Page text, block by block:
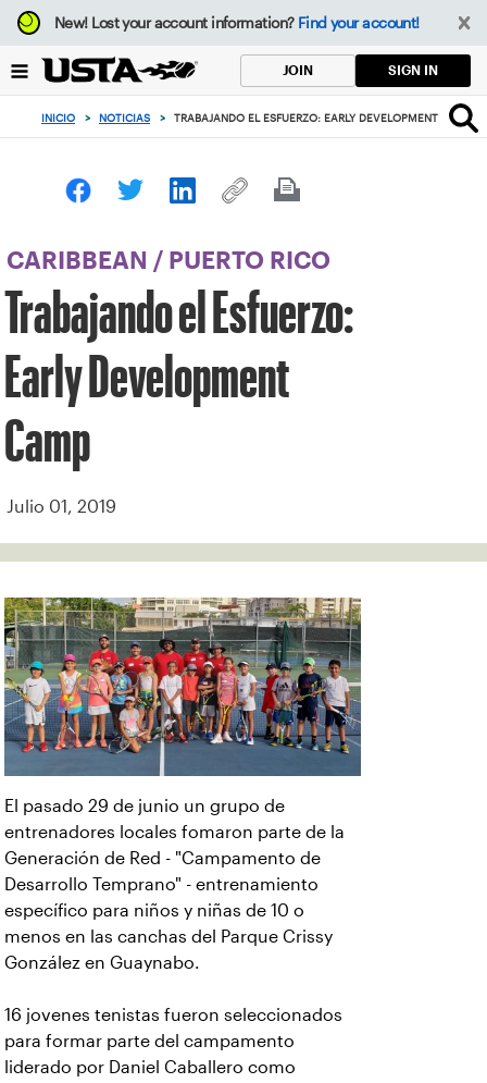
Enfoque
desde
botón
volver
principio
New!Lost your account information? Find your account!
JOIN SIGN IN
INICIO > NOTICIAS > TRABAJANDO EL ESFUERZO: EARLY DEVELOPMENT CAMP
CARIBBEAN / PUERTO RICO
Trabajando el Esfuerzo:
Early Development
Camp
Julio 01, 2019
El pasado 29 de junio un grupo de
entrenadores locales fomaron parte de la
Generación de Red - "Campamento de
Desarrollo Temprano" - entrenamiento
específico para niños y niñas de 10 o
menos en las canchas del Parque Crissy
González en Guaynabo.
16 jovenes tenistas fueron seleccionados
para formar parte del campamento
liderado por Daniel Caballero como